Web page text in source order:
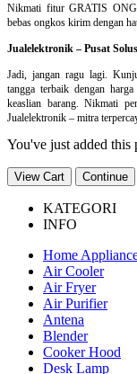
Nikmati fitur GRATIS
bebas ongkos kirim dengan
Jualelektronik – Pusat
Jadi, jangan ragu lagi.
tangga terbaik dengan
keaslian barang. Nikmati
Jualelektronik – mitra
You've just added this
View Cart Continue
KATEGORI
INFO
Home
Air Cooler
Air Fryer
Air Purifier
Antena
Blender
Cooker Hood
Desk Lamp